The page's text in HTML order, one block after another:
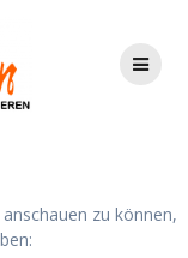
zu können,